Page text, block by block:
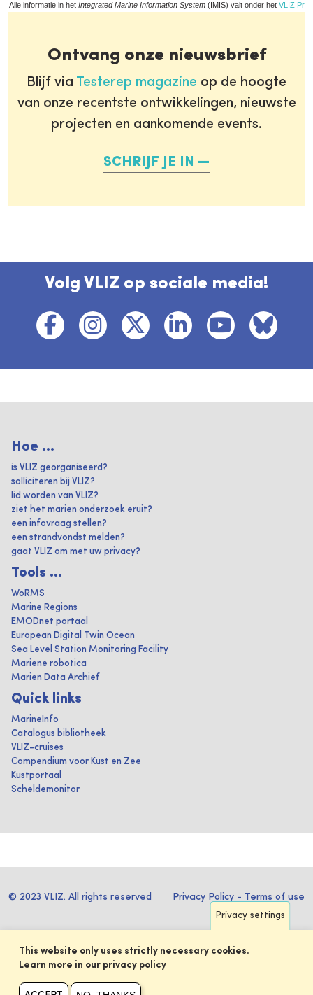
Alle informatie in het Integrated Marine Information System (IMIS) valt onder het VLIZ
Ontvang onze nieuwsbrief
Blijf via Testerep magazine op de hoogte
van onze recentste ontwikkelingen, nieuwste
projecten en aankomende events.
SCHRIJF JE IN
Volg VLIZ op sociale media!
Hoe ...
is VLIZ georganiseerd?
solliciteren bij VLIZ?
lid worden van VLIZ?
ziet het marien onderzoek eruit?
een infovraag stellen?
een strandvondst melden?
gaat VLIZ om met uw privacy?
Tools ...
WoRMS
Marine Regions
EMODnet portaal
European Digital Twin Ocean
Sea Level Station Monitoring Facility
Mariene robotica
Marien Data Archief
Quick links
MarineInfo
Catalogus bibliotheek
VLIZ-cruises
Compendium voor Kust en Zee
Kustportaal
Scheldemonitor
© 2023 VLIZ. All rights reserved Privacy Policy - Terms of use
Privacy settings
This website only uses strictly necessary cookies.
Learn more in our privacy policy